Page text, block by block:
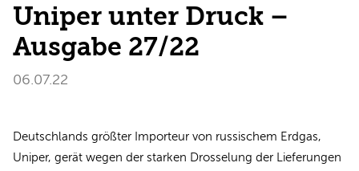
Uniper unter Druck –
Ausgabe 27/22
06.07.22
Deutschlands größter Importeur von russischem Erdgas,
Uniper, gerät wegen der starken Drosselung der Lieferungen